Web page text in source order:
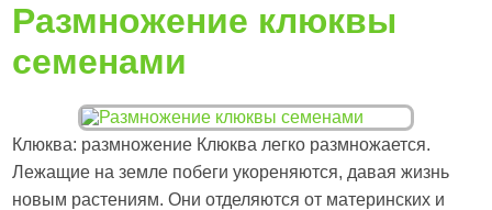
Размножение клюквы
семенами
Клюква: размножение Клюква легко размножается.
Лежащие на земле побеги укореняются, давая жизнь
новым растениям. Они отделяются от материнских и